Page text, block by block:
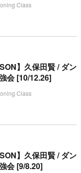
Class
】久保田賢 / ダン
会 [10/12.26]
Class
】久保田賢 / ダン
会 [9/8.20]